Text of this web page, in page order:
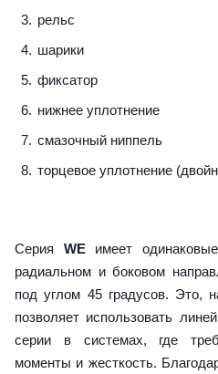
рельс
шарики
фиксатор
нижнее уплотнение
смазочный ниппель
торцевое уплотнение
Серия WEимеет
радиальном и боковом
под углом 45 градусов. Это,
позволяет использовать
серии в системах, где
моменты и жесткость.